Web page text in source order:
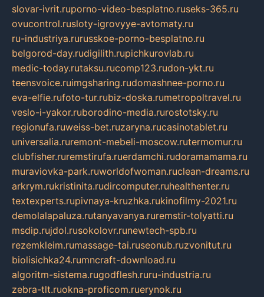
slovar-ivrit.ruporno-video-besplatno.ruseks-365.ru
ovucontrol.rusloty-igrovyye-avtomaty.ru
ru-industriya.rurusskoe-porno-besplatno.ru
belgorod-day.rudigilith.rupichkurovlab.ru
medic-today.rutaksu.rucomp123.rudon-ykt.ru
teensvoice.ruimgsharing.rudomashnee-porno.ru
eva-elfie.rufoto-tur.rubiz-doska.rumetropoltravel.ru
veslo-i-yakor.ruborodino-media.rurostotsky.ru
regionufa.ruweiss-bet.ruzaryna.rucasinotablet.ru
universalia.ruremont-mebeli-moscow.rutermomur.ru
clubfisher.ruremstirufa.ruerdamchi.rudoramamama.ru
muraviovka-park.ruworldofwoman.ruclean-dreams.ru
arkrym.rukristinita.rudircomputer.ruhealthenter.ru
textexperts.rupivnaya-kruzhka.rukinofilmy-2021.ru
demolalapaluza.rutanyavanya.ruremstir-tolyatti.ru
msdip.rujdol.rusokolovr.runewtech-spb.ru
rezemkleim.rumassage-tai.ruseonub.ruzvonitut.ru
biolisichka24.rumncraft-download.ru
algoritm-sistema.rugodflesh.ruru-industria.ru
zebra-tlt.ruokna-proficom.ruerynok.ru